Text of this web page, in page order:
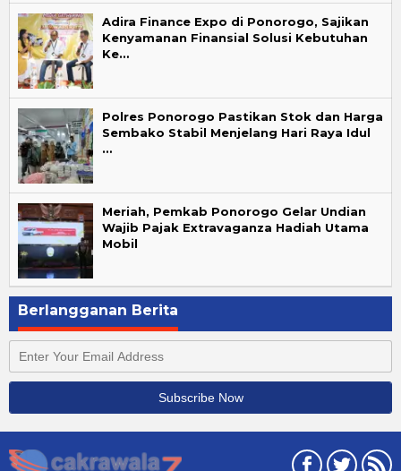
Adira Finance Expo di Ponorogo, Sajikan
Kenyamanan Finansial Solusi Kebutuhan
Ke…
Polres Ponorogo Pastikan Stok dan Harga
Sembako Stabil Menjelang Hari Raya Idul
…
Meriah, Pemkab Ponorogo Gelar Undian
Wajib Pajak Extravaganza Hadiah Utama
Mobil
Berlangganan Berita